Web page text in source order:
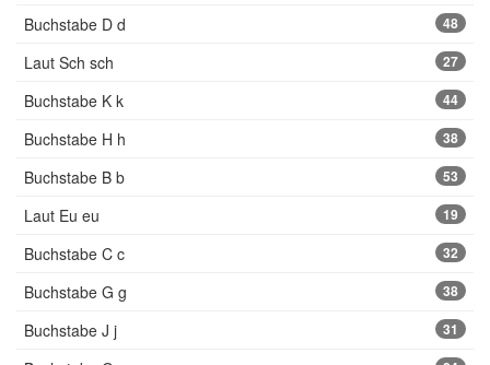
Buchstabe D d 48
Laut Sch sch 27
Buchstabe K k 44
Buchstabe H h 38
Buchstabe B b 53
Laut Eu eu 19
Buchstabe C c 32
Buchstabe G g 38
Buchstabe J j 31